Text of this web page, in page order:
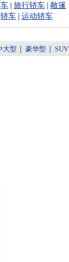
车 | 旅行轿车 | 敞篷
轿车 | 运动轿车
大型 豪华型 SUV